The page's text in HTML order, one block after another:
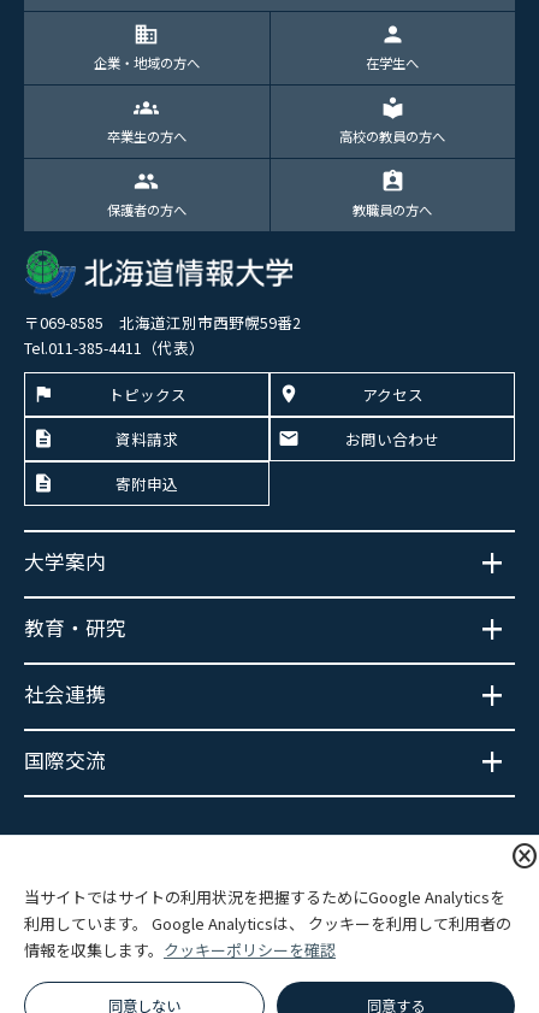
cancel
当サイトではサイトの利用状況を把握するためにGoogle Analyticsを
利用しています。 Google Analyticsは、 クッキーを利用して利用者の
情報を収集します。 クッキーポリシーを確認
同意しない 同意する
domain
企業・地域の方へ
person
在学生へ
groups
卒業生の方へ
local_library
高校の教員の方へ
group
保護者の方へ
assignment_ind
教職員の方へ
〒069-8585 北海道江別市西野幌59番2
Tel.011-385-4411（代表）
トピックス
アクセス
資料請求
お問い合わせ
寄附申込
大学案内
教育・研究
社会連携
国際交流
プライバシーポリシー
関連リンク
サイトマップ